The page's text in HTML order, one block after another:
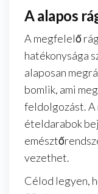
A alapos
A megfelelő
hatékonysága
alaposan
bomlik, ami
feldolgozást. A
ételdarabok
vezethet.
Célod legyen,